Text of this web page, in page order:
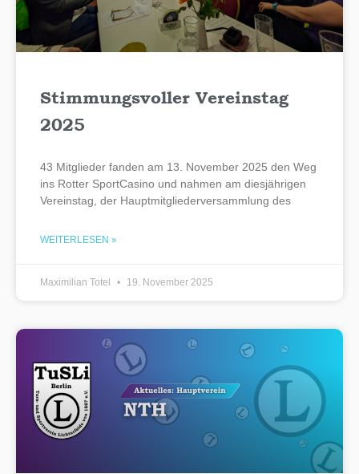
Stimmungsvoller Vereinstag
2025
43 Mitglieder fanden am 13. November 2025 den Weg
ins Rotter SportCasino und nahmen am diesjährigen
Vereinstag, der Hauptmitgliederversammlung des
WEITERLESEN »
Maximilian Totel 19. November 2025